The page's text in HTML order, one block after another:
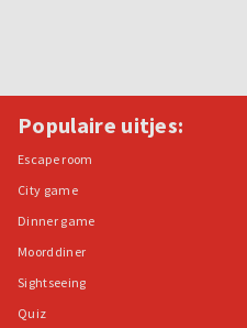
Populaire uitjes:
Escape room
City game
Dinner game
Moorddiner
Sightseeing
Quiz